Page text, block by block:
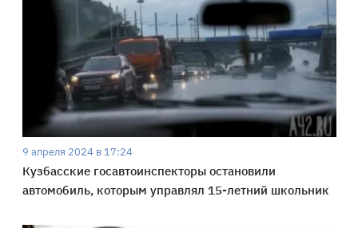
9 апреля 2024 в 17:24
Кузбасские госавтоинспекторы остановили
автомобиль, которым управлял 15-летний школьник